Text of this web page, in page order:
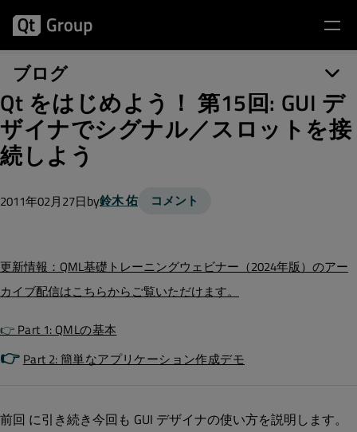
ブログ
Qt をはじめよう！ 第15回: GUI デ
ザイナでシグナル／スロットを接
続しよう
2011年02月27日by鈴木 佑 コメント
更新情報： QML基礎トレーニングウェビナー（2024年版）のアー
カイブ配信はこちらからご覧いただけます。
👉 Part 1: QMLの基本
👉 Part 2: 簡単なアプリケーション作成デモ
前回 に引き続き今回も GUI デザイナの使い方を説明します。